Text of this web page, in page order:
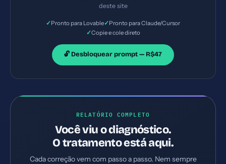
deste site
✓Pronto para Lovable✓Pronto para Claude/Cursor
✓Copie e cole direto
🔓 Desbloquear prompt — R$47
RELATÓRIO COMPLETO
Você viu o diagnóstico.
O tratamento está aqui.
Cada correção vem com passo a passo. Nem sempre